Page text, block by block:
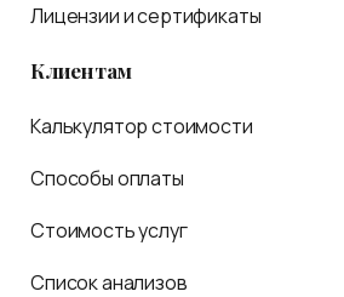
Лицензии и сертификаты
Клиентам
Калькулятор стоимости
Способы оплаты
Стоимость услуг
Список анализов